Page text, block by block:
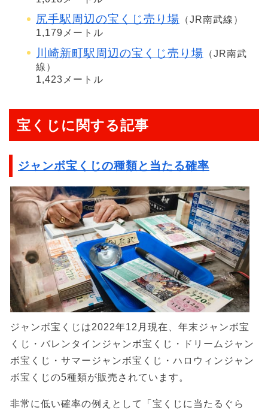
尻手駅周辺の宝くじ売り場 （JR南武線）
1,179メートル
川崎新町駅周辺の宝くじ売り場 （JR南武
線）
1,423メートル
宝くじに関する記事
ジャンボ宝くじの種類と当たる確率
ジャンボ宝くじは2022年12月現在、年末ジャンボ宝
くじ・バレンタインジャンボ宝くじ・ドリームジャン
ボ宝くじ・サマージャンボ宝くじ・ハロウィンジャン
ボ宝くじの5種類が販売されています。
非常に低い確率の例えとして「宝くじに当たるぐら